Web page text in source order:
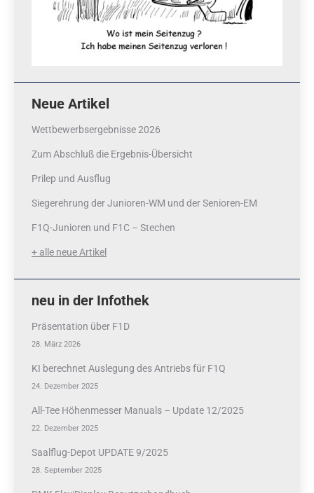
Neue Artikel
Wettbewerbsergebnisse 2026
Zum Abschluß die Ergebnis-Übersicht
Prilep und Ausflug
Siegerehrung der Junioren-WM und der Senioren-EM
F1Q-Junioren und F1C – Stechen
+ alle neue Artikel
neu in der Infothek
Präsentation über F1D
28. März 2026
KI berechnet Auslegung des Antriebs für F1Q
24. Dezember 2025
All-Tee Höhenmesser Manuals – Update 12/2025
22. Dezember 2025
Saalflug-Depot UPDATE 9/2025
28. September 2025